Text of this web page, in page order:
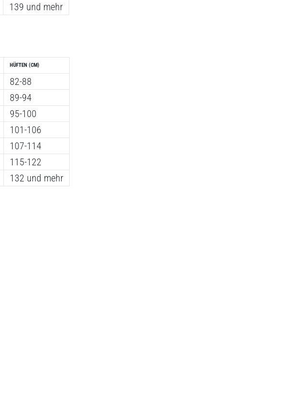
139 und mehr
HÜFTEN (CM)
82-88
89-94
95-100
101-106
107-114
115-122
132 und mehr